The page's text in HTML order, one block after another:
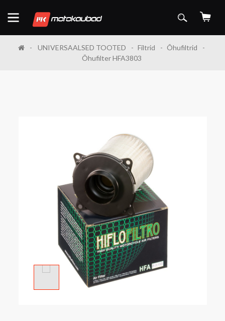
UNIVERSAALSED TOOTED Filtrid
Õhufiltrid
Õhufilter HFA3803